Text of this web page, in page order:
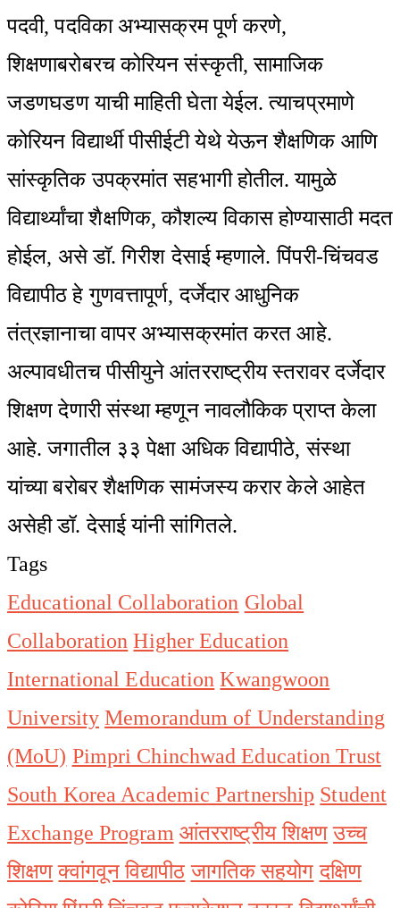
पदवी, पदविका अभ्यासक्रम पूर्ण करणे,
शिक्षणाबरोबरच कोरियन संस्कृती, सामाजिक
जडणघडण याची माहिती घेता येईल. त्याचप्रमाणे
कोरियन विद्यार्थी पीसीईटी येथे येऊन शैक्षणिक आणि
सांस्कृतिक उपक्रमांत सहभागी होतील. यामुळे
विद्यार्थ्यांचा शैक्षणिक, कौशल्य विकास होण्यासाठी मदत
होईल, असे डॉ. गिरीश देसाई म्हणाले.‌ पिंपरी-चिंचवड
विद्यापीठ हे गुणवत्तापूर्ण, दर्जेदार आधुनिक
तंत्रज्ञानाचा वापर अभ्यासक्रमांत करत आहे.
अल्पावधीतच पीसीयुने आंतरराष्ट्रीय स्तरावर दर्जेदार
शिक्षण देणारी संस्था म्हणून नावलौकिक प्राप्त केला
आहे. जगातील ३३ पेक्षा अधिक विद्यापीठे, संस्था
यांच्या बरोबर शैक्षणिक सामंजस्य करार केले आहेत
असेही डॉ. देसाई यांनी सांगितले.
Tags
Educational Collaboration Global
Collaboration Higher Education
International Education Kwangwoon
University Memorandum of Understanding
(MoU) Pimpri Chinchwad Education Trust
South Korea Academic Partnership Student
Exchange Program आंतरराष्ट्रीय शिक्षण उच्च
शिक्षण क्वांगवून विद्यापीठ जागतिक सहयोग दक्षिण